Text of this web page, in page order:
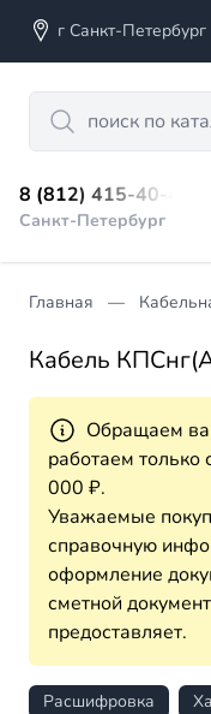
г Санкт-Петербург
Search
8 (812) 415-40-45
Санкт-Петербург
Главная
Кабель
Обращаем
работаем только
000 ₽.
Уважаемые
справочную
оформление
сметной
предоставляет.
Расшифровка